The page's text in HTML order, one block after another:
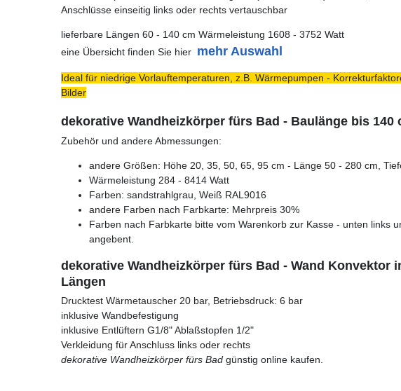
Anschlüsse einseitig links oder rechts vertauschbar
lieferbare Längen 60 - 140 cm Wärmeleistung 1608 - 3752 Watt
eine Übersicht finden Sie hier mehr Auswahl
Ideal für niedrige Vorlauftemperaturen, z.B. Wärmepumpen -
Bilder
dekorative Wandheizkörper fürs Bad - Baulänge bis 140
Zubehör und andere Abmessungen:
andere Größen: Höhe 20, 35, 50, 65, 95 cm - Länge 50 - 280 cm,
Wärmeleistung 284 - 8414 Watt
Farben: sandstrahlgrau, Weiß RAL9016
andere Farben nach Farbkarte: Mehrpreis 30%
Farben nach Farbkarte bitte vom Warenkorb zur Kasse - unten links
angebent.
dekorative Wandheizkörper fürs Bad - Wand Konvektor
Längen
Drucktest Wärmetauscher 20 bar, Betriebsdruck: 6 bar
inklusive Wandbefestigung
inklusive Entlüftern G1/8" Ablaßstopfen 1/2"
Verkleidung für Anschluss links oder rechts
dekorative Wandheizkörper fürs Bad günstig online kaufen.